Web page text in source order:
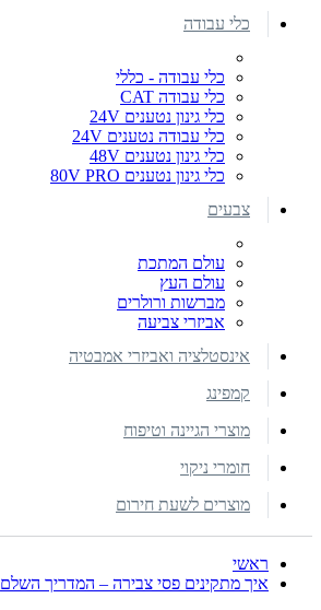
כלי עבודה
כלי עבודה - כללי
כלי עבודה CAT
כלי גינון נטענים 24V
כלי עבודה נטענים 24V
כלי גינון נטענים 48V
כלי גינון נטענים 80V PRO
צבעים
עולם המתכת
עולם העץ
מברשות ורולרים
אביזרי צביעה
אינסטלציה ואביזרי אמבטיה
קמפינג
מוצרי הגיינה וטיפוח
חומרי ניקוי
מוצרים לשעת חירום
ראשי
איך מתקינים פסי צבירה – המדריך השלם